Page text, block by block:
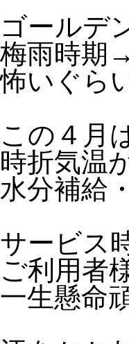
ゴールデ
梅雨時期
怖いぐら
この４月
時折気温
水分補給
サービス
ご利用者
一生懸命